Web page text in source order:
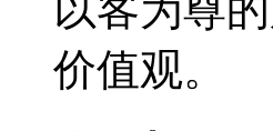
以客为尊
价值观。